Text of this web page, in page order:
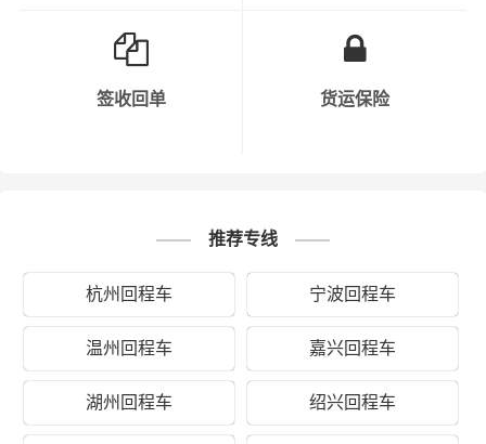
施的化学品、气体、液体、易燃物
打包服务
纸、货运运单等；
2、塑料类包装：快递外包装塑料
袋、编织袋、内层包装用的塑料薄
膜、聚乙烯薄膜等；
3、木质类包装：木箱包装一般采用
胶合板钉装，一般可以定制；
4、其他包装：塑料薄膜充气袋、气
泡袋等填充物。
签收回单 货运保险
推荐专线
杭州回程车 宁波回程车
温州回程车 嘉兴回程车
湖州回程车 绍兴回程车